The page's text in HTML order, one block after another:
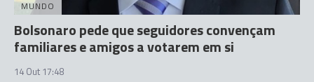
MUNDO
Bolsonaro pede que seguidores convençam
familiares e amigos a votarem em si
14 Out 17:48